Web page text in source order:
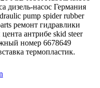
дизель-насос Германия
pump spider rubber
ремонт гидравлики
антрибе skid steer
номер 6678649
термопластик.